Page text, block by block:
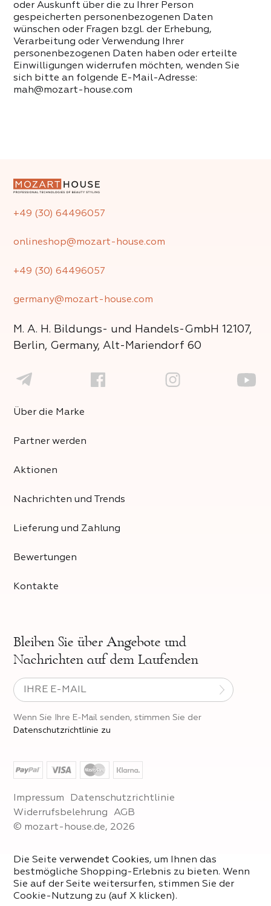
oder Auskunft über die zu Ihrer Person
gespeicherten personenbezogenen Daten
wünschen oder Fragen bzgl. der Erhebung,
Verarbeitung oder Verwendung Ihrer
personenbezogenen Daten haben oder erteilte
Einwilligungen widerrufen möchten, wenden Sie
sich bitte an folgende E-Mail-Adresse:
mah@mozart-house.com
+49 (30) 64496057
onlineshop@mozart-house.com
M. A. H. Bildungs- und Handels-GmbH 12107,
Berlin, Germany, Alt-Mariendorf 60
+49 (30) 64496057
germany@mozart-house.com
Über die Marke
Partner werden
Aktionen
Nachrichten und Trends
Lieferung und Zahlung
Bewertungen
Kontakte
Bleiben Sie über Angebote und
Nachrichten auf dem Laufenden
Wenn Sie Ihre E-Mail senden, stimmen Sie der
Datenschutzrichtlinie zu
© mozart-house.de, 2026
Impressum
Datenschutzrichtlinie
Widerrufsbelehrung
AGB
Die Seite verwendet Cookies, um Ihnen das
bestmögliche Shopping-Erlebnis zu bieten. Wenn
Sie auf der Seite weitersurfen, stimmen Sie der
Cookie-Nutzung zu (auf X klicken).